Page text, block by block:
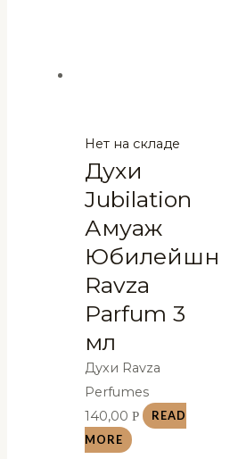
Нет на складе
Духи
Jubilation
Амуаж
Юбилейшн
Ravza
Parfum 3
мл
Духи Ravza
Perfumes
140,00Р
READ
MORE